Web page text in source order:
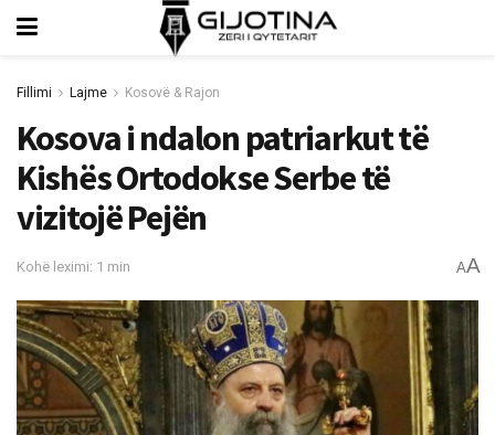
Fillimi Lajme Kosovë & Rajon
Kosova i ndalon patriarkut tё
Kishёs Ortodokse Serbe të
vizitojë Pejën
Kohë leximi: 1 min AA